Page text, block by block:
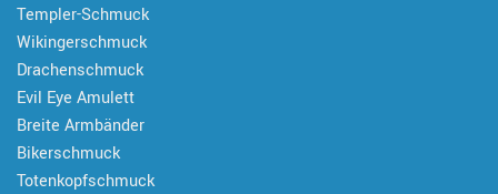
Templer-Schmuck
Wikingerschmuck
Drachenschmuck
Evil Eye Amulett
Breite Armbänder
Bikerschmuck
Totenkopfschmuck